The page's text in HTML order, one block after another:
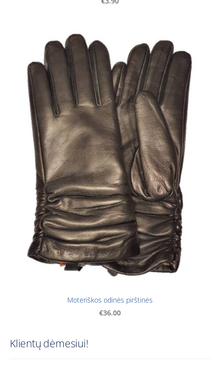
Klientų dėmesiui!
Moteriškos odinės pirštinės
€36.00